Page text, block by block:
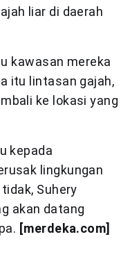
liar di daerah
kawasan mereka
itu lintasan gajah,
ke lokasi yang
kepada
lingkungan
Suhery
akan datang
[merdeka.com]